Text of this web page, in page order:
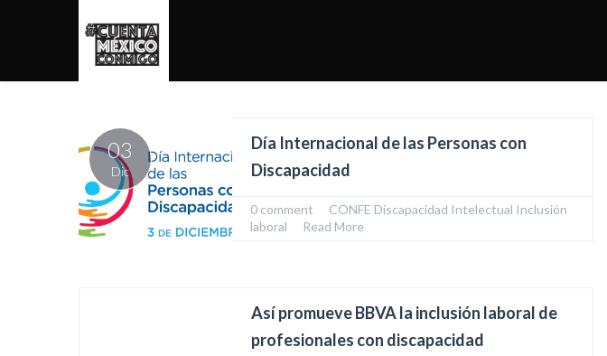
03
Dic
Día Internacional de las Personas con
Discapacidad
0 comment CONFE Discapacidad Intelectual Inclusión
laboral
Read More
Así promueve BBVA la inclusión laboral de
profesionales con discapacidad